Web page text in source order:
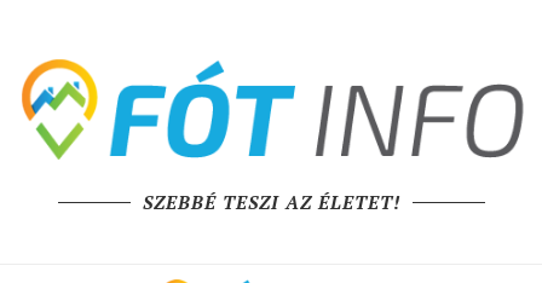
SZEBBÉ TESZI AZ ÉLETET!